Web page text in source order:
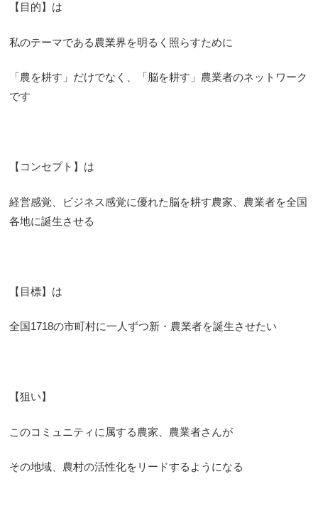
【目的】は
私のテーマである農業界を明るく照らすために
「農を耕す」だけでなく、「脳を耕す」農業者のネットワーク
です
【コンセプト】は
経営感覚、ビジネス感覚に優れた脳を耕す農家、農業者を全国
各地に誕生させる
【目標】は
全国1718の市町村に一人ずつ新・農業者を誕生させたい
【狙い】
このコミュニティに属する農家、農業者さんが
その地域、農村の活性化をリードするようになる